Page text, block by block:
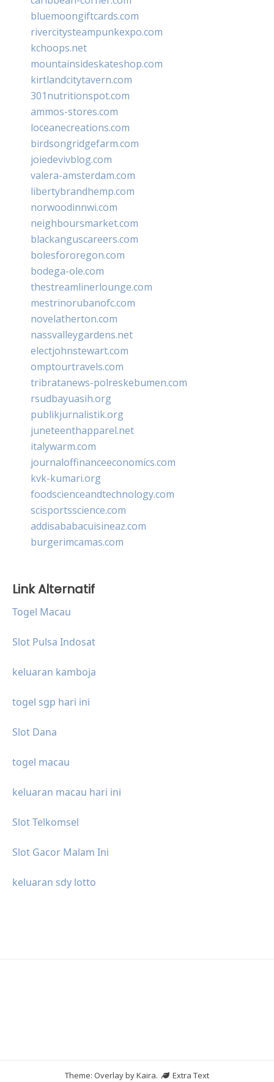
bluemoongiftcards.com
rivercitysteampunkexpo.com
kchoops.net
mountainsideskateshop.com
kirtlandcitytavern.com
301nutritionspot.com
ammos-stores.com
loceanecreations.com
birdsongridgefarm.com
joiedevivblog.com
valera-amsterdam.com
libertybrandhemp.com
norwoodinnwi.com
neighboursmarket.com
blackanguscareers.com
bolesfororegon.com
bodega-ole.com
thestreamlinerlounge.com
mestrinorubanofc.com
novelatherton.com
nassvalleygardens.net
electjohnstewart.com
omptourtravels.com
tribratanews-polreskebumen.com
rsudbayuasih.org
publikjurnalistik.org
juneteenthapparel.net
italywarm.com
journaloffinanceeconomics.com
kvk-kumari.org
foodscienceandtechnology.com
scisportsscience.com
addisababacuisineaz.com
burgerimcamas.com
Link Alternatif
Togel Macau
Slot Pulsa Indosat
keluaran kamboja
togel sgp hari ini
Slot Dana
togel macau
keluaran macau hari ini
Slot Telkomsel
Slot Gacor Malam Ini
keluaran sdy lotto
Theme: Overlay byKaira.
Extra Text